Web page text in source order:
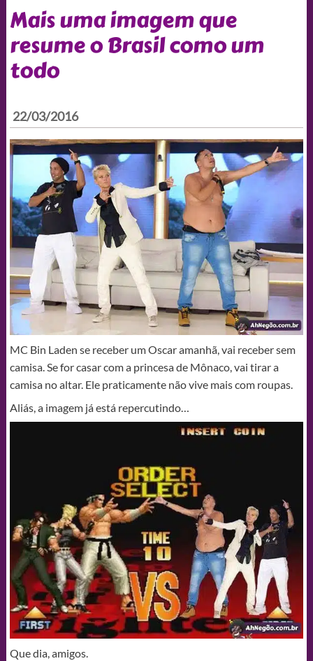
Mais uma imagem que
resume o Brasil como um
todo
22/03/2016
MC Bin Laden se receber um Oscar amanhã, vai receber sem
camisa. Se for casar com a princesa de Mônaco, vai tirar a
camisa no altar. Ele praticamente não vive mais com roupas.
Aliás, a imagem já está repercutindo…
Que dia, amigos.